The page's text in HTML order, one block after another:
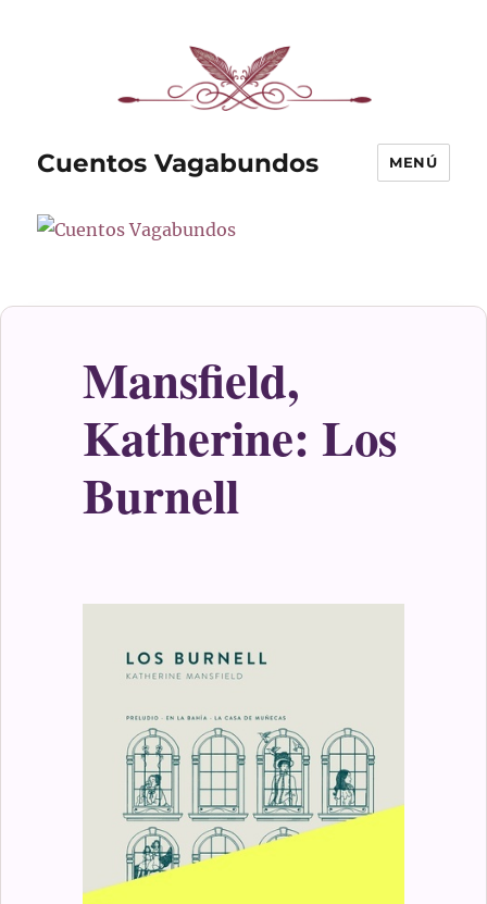
Cuentos Vagabundos MENÚ
Mansfield,
Katherine: Los
Burnell